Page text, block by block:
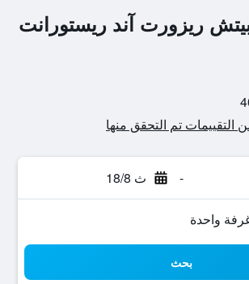
بيتش ريزورت آند ريستورانت
- ث 18/8
بحث